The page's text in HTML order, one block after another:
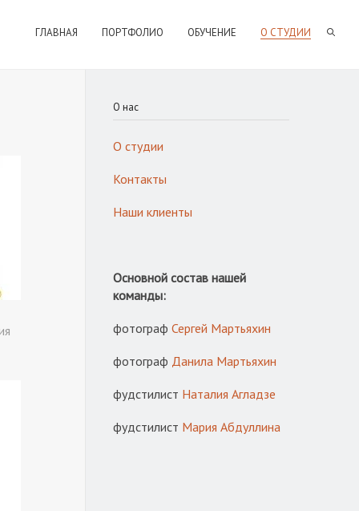
ГЛАВНАЯ ПОРТФОЛИО ОБУЧЕНИЕ О СТУДИИ
О наc
О студии
Контакты
Наши клиенты
Основной состав нашей
команды:
фотограф Сергей Мартьяхин
фотограф Данила Мартьяхин
фудстилист Наталия Агладзе
фудстилист Мария Абдуллина